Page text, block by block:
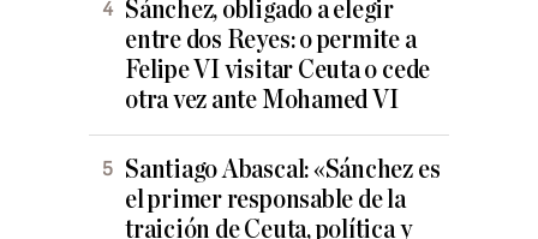
Sánchez, obligado a elegir
entre dos Reyes: o permite a
Felipe VI visitar Ceuta o cede
otra vez ante Mohamed VI
Santiago Abascal: «Sánchez es
el primer responsable de la
traición de Ceuta, política y